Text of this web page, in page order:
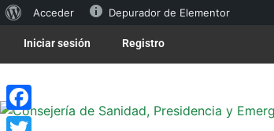
Acceder Depurador de Elementor
Iniciar sesión Registro
Facebook